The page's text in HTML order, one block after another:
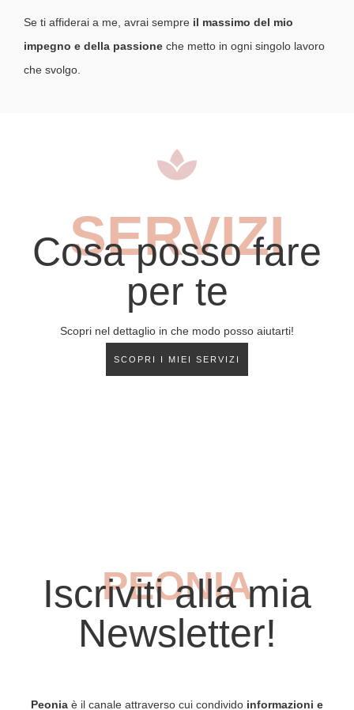
Se ti affiderai a me, avrai sempre il massimo del mio
impegno e della passione che metto in ogni singolo lavoro
che svolgo.
SERVIZI
Cosa posso fare
per te
Scopri nel dettaglio in che modo posso aiutarti!
SCOPRI I MIEI SERVIZI
PEONIA
Iscriviti alla mia
Newsletter!
Peonia è il canale attraverso cui condivido informazioni e